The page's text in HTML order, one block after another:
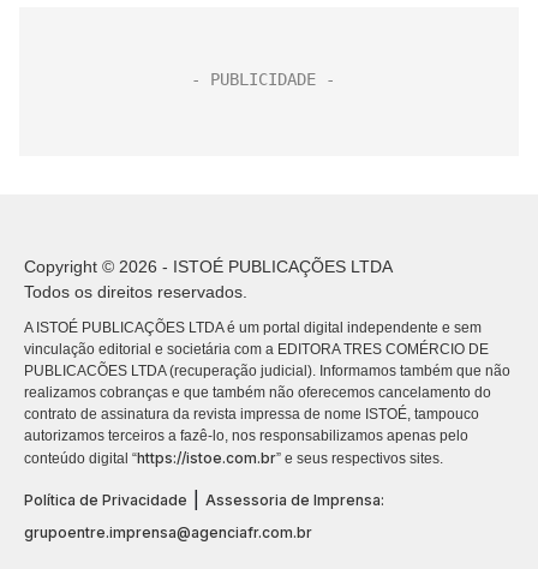
Copyright © 2026 - ISTOÉ PUBLICAÇÕES LTDA
Todos os direitos reservados.
A ISTOÉ PUBLICAÇÕES LTDA é um portal digital independente e sem
vinculação editorial e societária com a EDITORA TRES COMÉRCIO DE
PUBLICACÕES LTDA (recuperação judicial). Informamos também que não
realizamos cobranças e que também não oferecemos cancelamento do
contrato de assinatura da revista impressa de nome ISTOÉ, tampouco
autorizamos terceiros a fazê-lo, nos responsabilizamos apenas pelo
conteúdo digital “https://istoe.com.br” e seus respectivos sites.
Política de Privacidade
Assessoria de Imprensa:
grupoentre.imprensa@agenciafr.com.br